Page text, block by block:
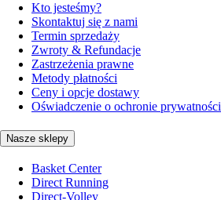
Kto jesteśmy?
Skontaktuj się z nami
Termin sprzedaży
Zwroty & Refundacje
Zastrzeżenia prawne
Metody płatności
Ceny i opcje dostawy
Oświadczenie o ochronie prywatności
Nasze sklepy
Basket Center
Direct Running
Direct-Volley